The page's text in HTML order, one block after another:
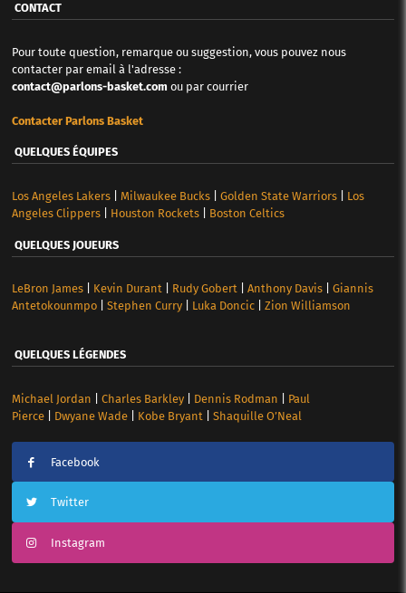
CONTACT
Pour toute question, remarque ou suggestion, vous pouvez nous
contacter par email à l'adresse :
contact@parlons-basket.com ou par courrier
Contacter Parlons Basket
QUELQUES ÉQUIPES
Los Angeles Lakers| Milwaukee Bucks| Golden State Warriors| Los
Angeles Clippers| Houston Rockets| Boston Celtics
QUELQUES JOUEURS
LeBron James| Kevin Durant| Rudy Gobert| Anthony Davis| Giannis
Antetokounmpo| Stephen Curry| Luka Doncic| Zion Williamson
QUELQUES LÉGENDES
Michael Jordan Charles Barkley| Dennis Rodman
Paul
Pierce| Dwyane Wade| Kobe Bryant Shaquille O’Neal
Facebook
Twitter
Instagram